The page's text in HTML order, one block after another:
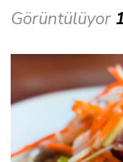
Görüntülüyor